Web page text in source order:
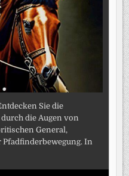
Sie die
die Augen von
General,
In